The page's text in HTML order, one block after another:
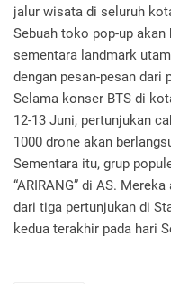
jalur wisata di seluruh
Sebuah toko pop-up
sementara landmark
dengan pesan-pesan dari
Selama konser BTS di
12-13 Juni, pertunjukan
1000 drone akan
Sementara itu, grup
“ARIRANG” di AS.
dari tiga pertunjukan di
kedua terakhir pada hari